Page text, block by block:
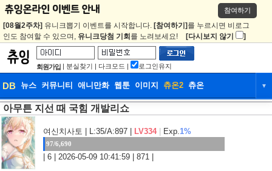
참여하기
[08월2주차] 유니크뽑기 이벤트를 시작합니다. [참여하기] 를 누르시면 비로그
인도 참여할 수 있으며, 유니크당첨 기회 를 노려보세요! [다시보지 않기 ]
회원가입 | 분실찾기 | 다크모드 | 로그인유지
DB 뉴스 커뮤니티 애니만화 웹툰 이미지 츄온2 츄온 ▼
DB 뉴스
웹툰 이미지 츄온2
아무튼 지선 때 국힘 개발리쇼
여신치사토 | L:35/A:897 | LV334 Exp.1%
97/6,690
| 6 | 2026-05-09 10:41:59 | 871 |